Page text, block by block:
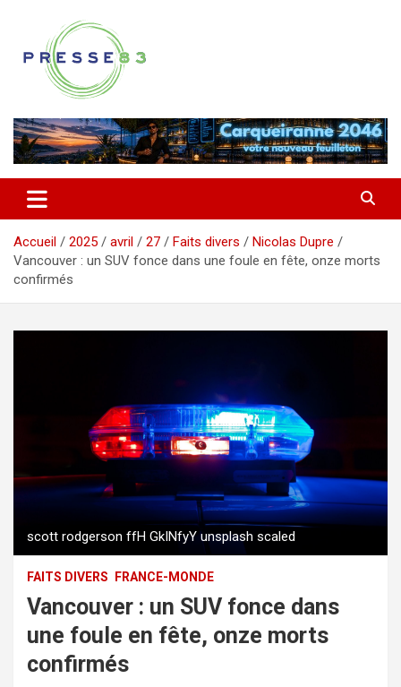
contenu
Presse 83
Accueil 2025 avril 27 Faits divers
Nicolas Dupre
Vancouver : un SUV fonce dans une foule en fête, onze morts
confirmés
scott rodgerson ffH GkINfyY unsplash scaled
FAITS DIVERS FRANCE-MONDE
Vancouver : un SUV fonce dans
une foule en fête, onze morts
confirmés